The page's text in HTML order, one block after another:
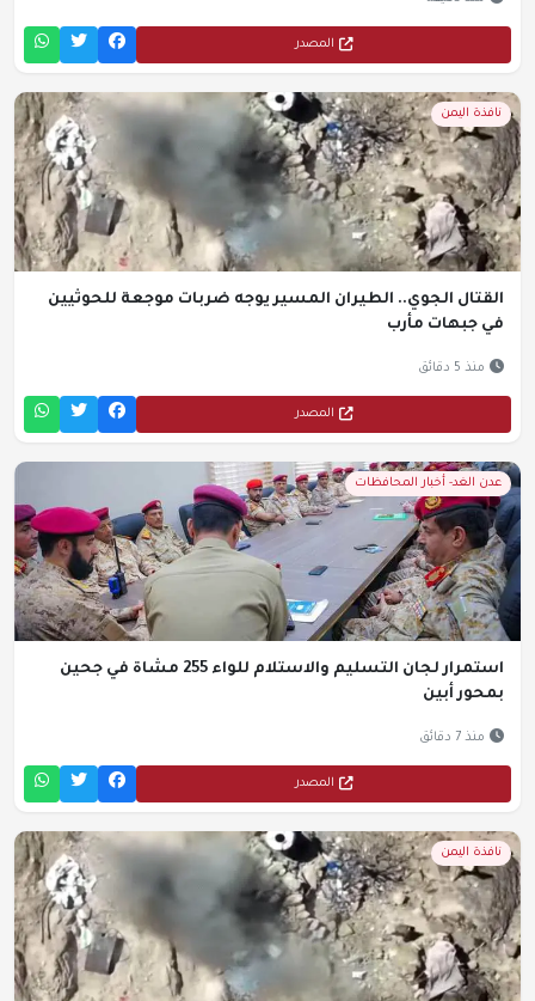
المصدر
نافذة اليمن
القتال الجوي.. الطيران المسير يوجه ضربات موجعة للحوثيين
في جبهات مأرب
منذ 5 دقائق
المصدر
عدن الغد- أخبار المحافظات
استمرار لجان التسليم والاستلام للواء 255 مشاة في جحين
بمحور أبين
منذ 7 دقائق
المصدر
نافذة اليمن